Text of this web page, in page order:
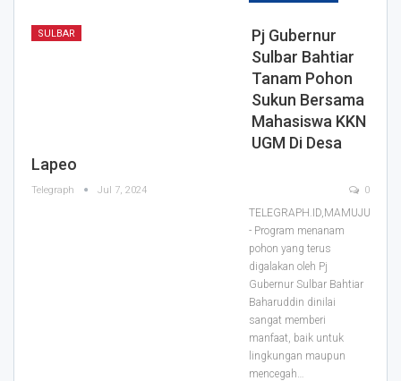
SULBAR
Pj Gubernur
Sulbar Bahtiar
Tanam Pohon
Sukun Bersama
Mahasiswa KKN
UGM Di Desa
Lapeo
Telegraph Jul 7, 2024 0
TELEGRAPH.ID,MAMUJU
- Program menanam
pohon yang terus
digalakan oleh Pj
Gubernur Sulbar Bahtiar
Baharuddin dinilai
sangat memberi
manfaat, baik untuk
lingkungan maupun
mencegah…